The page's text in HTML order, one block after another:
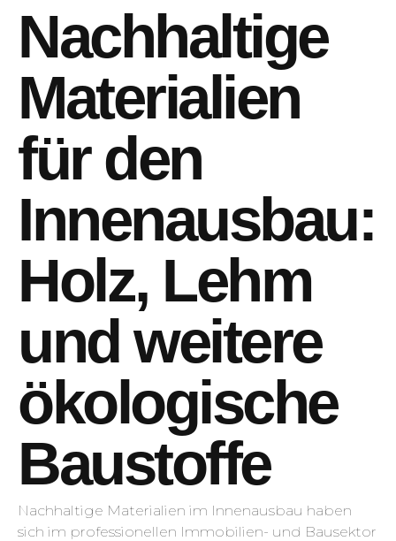
Nachhaltige
Materialien
für den
Innenausbau:
Holz, Lehm
und weitere
ökologische
Baustoffe
Nachhaltige Materialien im Innenausbau haben
sich im professionellen Immobilien- und Bausektor